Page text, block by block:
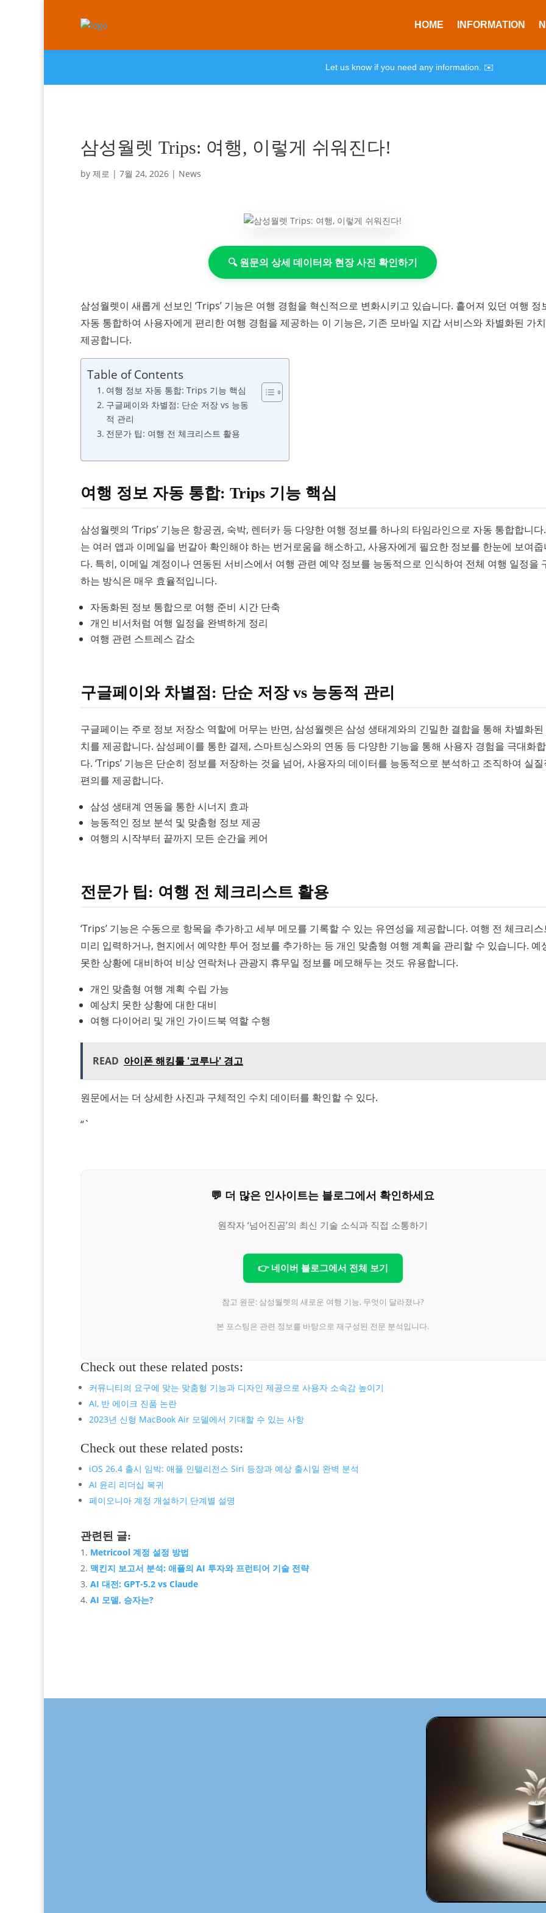
HOME INFORMATION
Let us know if you need any information. ✉️
삼성월렛 Trips: 여행, 이렇게 쉬워진다!
by 제로 | 7월 24, 2026 | News
🔍 원문의 상세 데이터와 현장 사진 확인하기
삼성월렛이 새롭게 선보인 ‘Trips’ 기능은 여행 경험을 혁신적으로 변화시키고 있습니다. 흩어져 있던 여행 정
자동 통합하여 사용자에게 편리한 여행 경험을 제공하는 이 기능은, 기존 모바일 지갑 서비스와 차별화된 가
제공합니다.
Table of Contents
여행 정보 자동 통합: Trips 기능 핵심
구글페이와 차별점: 단순 저장 vs 능동
적 관리
전문가 팁: 여행 전 체크리스트 활용
여행 정보 자동 통합: Trips 기능 핵심
삼성월렛의 ‘Trips’ 기능은 항공권, 숙박, 렌터카 등 다양한 여행 정보를 하나의 타임라인으로 자동 통합합니다
는 여러 앱과 이메일을 번갈아 확인해야 하는 번거로움을 해소하고, 사용자에게 필요한 정보를 한눈에 보여줍
다. 특히, 이메일 계정이나 연동된 서비스에서 여행 관련 예약 정보를 능동적으로 인식하여 전체 여행 일정을
하는 방식은 매우 효율적입니다.
자동화된 정보 통합으로 여행 준비 시간 단축
개인 비서처럼 여행 일정을 완벽하게 정리
여행 관련 스트레스 감소
구글페이와 차별점: 단순 저장 vs 능동적 관리
구글페이는 주로 정보 저장소 역할에 머무는 반면, 삼성월렛은 삼성 생태계와의 긴밀한 결합을 통해 차별화된
치를 제공합니다. 삼성페이를 통한 결제, 스마트싱스와의 연동 등 다양한 기능을 통해 사용자 경험을 극대화
다. ‘Trips’ 기능은 단순히 정보를 저장하는 것을 넘어, 사용자의 데이터를 능동적으로 분석하고 조직하여 실질
편의를 제공합니다.
삼성 생태계 연동을 통한 시너지 효과
능동적인 정보 분석 및 맞춤형 정보 제공
여행의 시작부터 끝까지 모든 순간을 케어
전문가 팁: 여행 전 체크리스트 활용
‘Trips’ 기능은 수동으로 항목을 추가하고 세부 메모를 기록할 수 있는 유연성을 제공합니다. 여행 전 체크리스
미리 입력하거나, 현지에서 예약한 투어 정보를 추가하는 등 개인 맞춤형 여행 계획을 관리할 수 있습니다. 예
못한 상황에 대비하여 비상 연락처나 관광지 휴무일 정보를 메모해두는 것도 유용합니다.
개인 맞춤형 여행 계획 수립 가능
예상치 못한 상황에 대한 대비
여행 다이어리 및 개인 가이드북 역할 수행
READ 아이폰 해킹툴 '코루나' 경고
원문에서는 더 상세한 사진과 구체적인 수치 데이터를 확인할 수 있다.
“`
💬 더 많은 인사이트는 블로그에서 확인하세요
원작자 ‘넘어진곰’의 최신 기술 소식과 직접 소통하기
👉 네이버 블로그에서 전체 보기
참고 원문: 삼성월렛의 새로운 여행 기능, 무엇이 달라졌나?
본 포스팅은 관련 정보를 바탕으로 재구성된 전문 분석입니다.
Check out these related posts:
커뮤니티의 요구에 맞는 맞춤형 기능과 디자인 제공으로 사용자 소속감 높이기
AI, 반 에이크 진품 논란
2023년 신형 MacBook Air 모델에서 기대할 수 있는 사항
Check out these related posts:
iOS 26.4 출시 임박: 애플 인텔리전스 Siri 등장과 예상 출시일 완벽 분석
AI 윤리 리더십 복귀
페이오니아 계정 개설하기 단계별 설명
관련된 글:
Metricool 계정 설정 방법
맥킨지 보고서 분석: 애플의 AI 투자와 프런티어 기술 전략
AI 대전: GPT-5.2 vs Claude
AI 모델, 승자는?